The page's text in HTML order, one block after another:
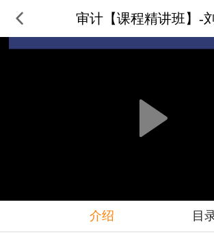
审计【课程精讲班】-
介绍 目